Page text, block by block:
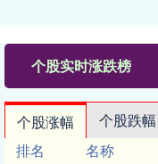
个股实时涨跌榜
个股涨幅 个股跌幅
排名
名称